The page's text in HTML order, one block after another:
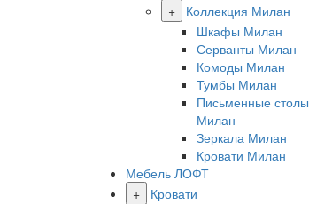
+
Коллекция Милан
Шкафы Милан
Серванты Милан
Комоды Милан
Тумбы Милан
Письменные столы
Милан
Зеркала Милан
Кровати Милан
Мебель ЛОФТ
+
Кровати